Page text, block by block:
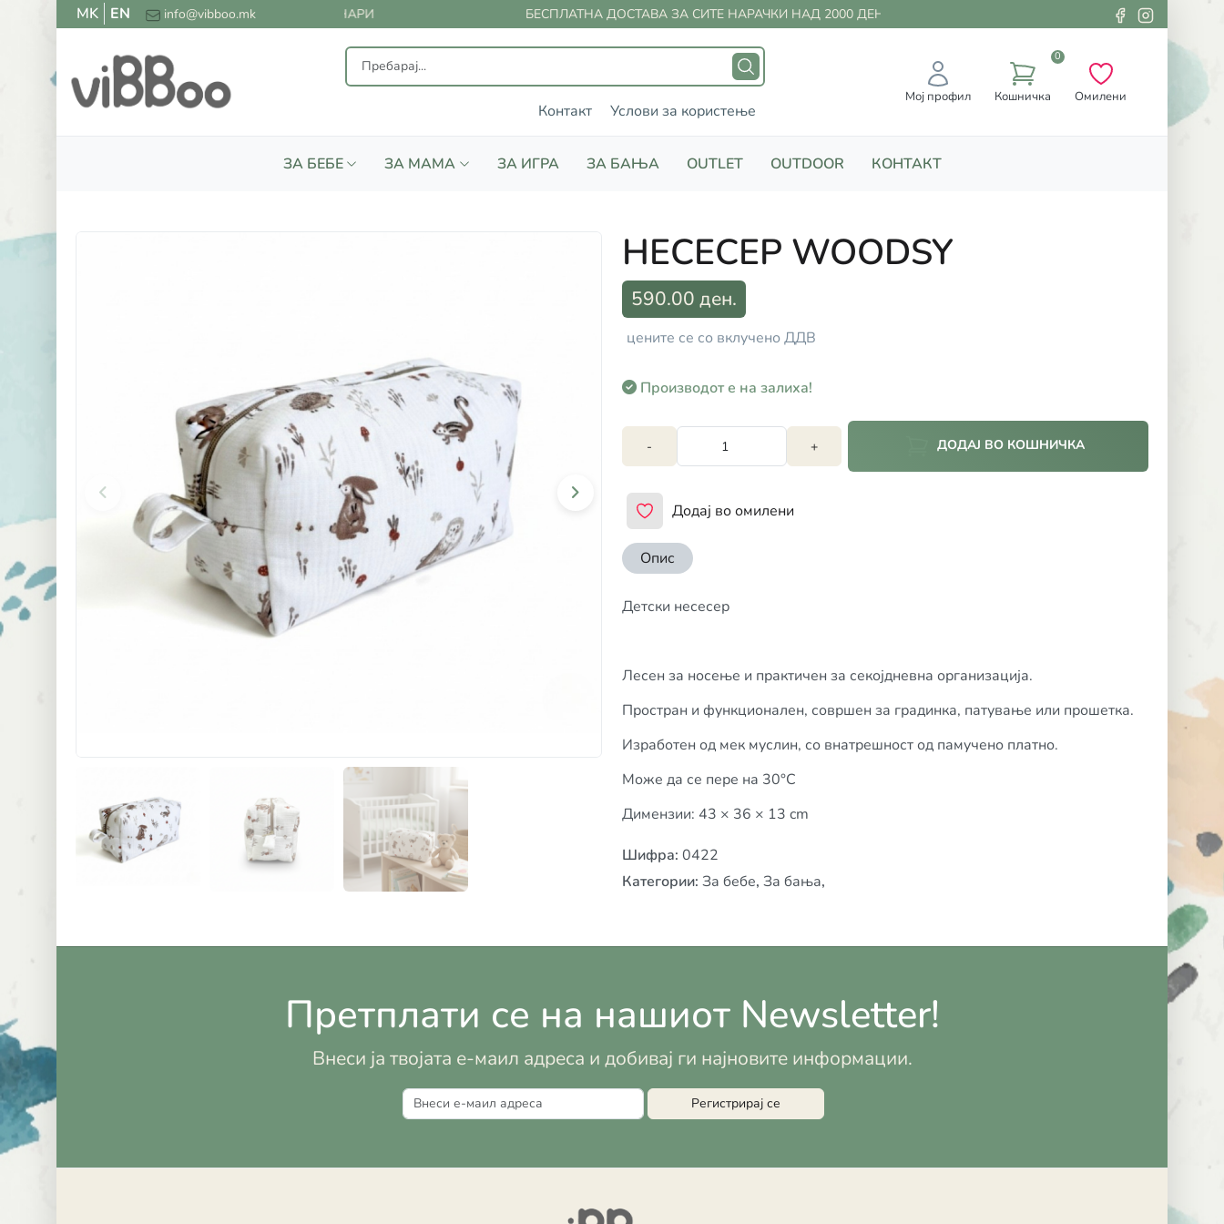
MK EN info@vibboo.mk
ДОСТАВА ЗА СИТЕ НАРАЧКИ НАД 2000 ДЕНАРИ БЕСПЛАТНА ДОСТАВА ЗА СИТЕ НАРАЧКИ НАД 2000 ДЕНАРИ
Контакт Услови за користење
Мој профил
0
Кошничка Омилени
ЗА БЕБЕ ЗА МАМА ЗА ИГРА ЗА БАЊА OUTLET OUTDOOR КОНТАКТ
НЕСЕСЕР WOODSY
590.00 ден.
цените се со вклучено ДДВ
Производот е на залиха!
- + ДОДАЈ ВО КОШНИЧКА
Додај во омилени
Опис
Детски несесер
Лесен за носење и практичен за секојдневна организација.
Простран и функционален, совршен за градинка, патување или прошетка.
Изработен од мек муслин, со внатрешност од памучено платно.
Може да се пере на 30°C
Димензии: 43 × 36 × 13 cm
Шифра: 0422
Категории: За бебе, За бања,
Претплати се на нашиот Newsletter!
Внеси ја твојата е-маил адреса и добивај ги најновите информации.
Регистрирај се